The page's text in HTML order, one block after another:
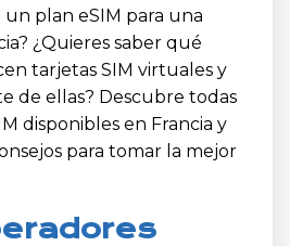
un plan eSIM para una
¿Quieres saber qué
tarjetas SIM virtuales y
de ellas? Descubre todas
disponibles en Francia y
para tomar la mejor